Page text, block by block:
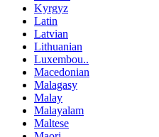
Kyrgyz
Latin
Latvian
Lithuanian
Luxembou..
Macedonian
Malagasy
Malay
Malayalam
Maltese